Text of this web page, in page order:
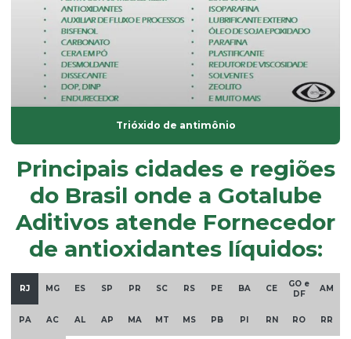
óleo dinp
óleo dop
óleo plastificante para borracha
óleo de soja epoxidado
óxido de alumínio
óxido de magnésio
óxido de zinco em pó
Plastificante de base vegetal atóxico
Plastificante doa
Trióxido de antimônio
Principais cidades e regiões
do Brasil onde a Gotalube
Aditivos atende Fornecedor
de antioxidantes líquidos:
RJ MG ES SP PR SC RS PE BA CE
GO e
DF
AM
PA AC AL AP MA MT MS PB PI RN RO RR